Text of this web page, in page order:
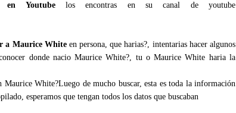
Youtubelos encontras en su canal de youtube
a Maurice Whiteen persona, que harias?, intentarias hacer algunos
donde nacio Maurice White?, tu o Maurice White haria la
White?Luego de mucho buscar, esta es toda la información
esperamos que tengan todos los datos que buscaban